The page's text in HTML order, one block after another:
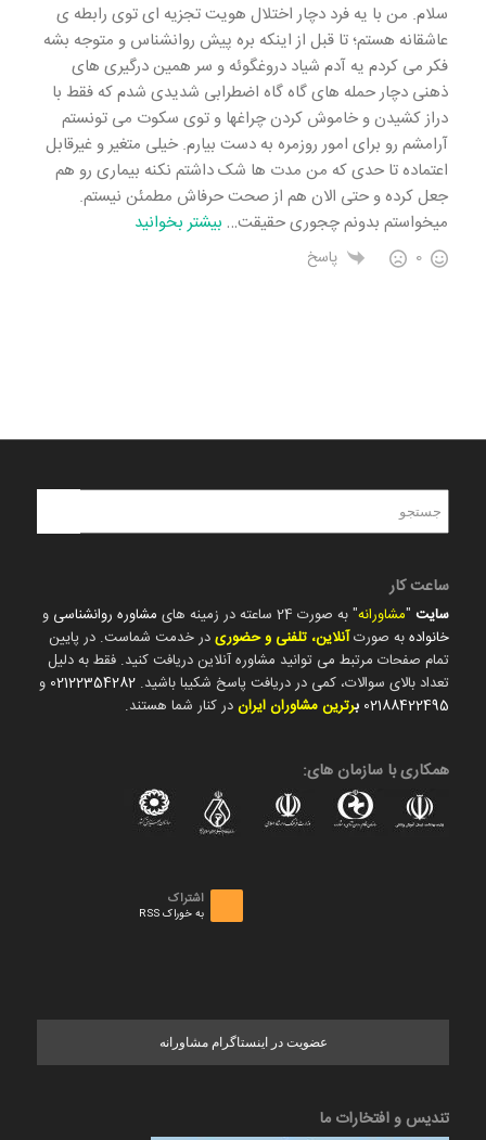
سلام. من با یه فرد دچار اختلال هویت تجزیه ای توی رابطه ی
عاشقانه هستم؛ تا قبل از اینکه بره پیش روانشناس و متوجه بشه
فکر می کردم یه آدم شیاد دروغگوئه و سر همین درگیری های
ذهنی دچار حمله های گاه گاه اضطرابی شدیدی شدم که فقط با
دراز کشیدن و خاموش کردن چراغها و توی سکوت می تونستم
آرامشم رو برای امور روزمره به دست بیارم. خیلی متغیر و غیرقابل
اعتماده تا حدی که من مدت ها شک داشتم نکنه بیماری رو هم
جعل کرده و حتی الان هم از صحت حرفاش مطمئن نیستم.
میخواستم بدونم چجوری حقیقت… بیشتر بخوانید
0 پاسخ
ساعت کار
سایت"مشاورانه" به صورت 24 ساعته در زمینه های مشاوره روانشناسی و
خانوادهبه صورتآنلاین، تلفنی و حضوریدر خدمت شماست. در پایین
تمام صفحات مرتبط می توانید مشاوره آنلاین دریافت کنید. فقط به دلیل
تعداد بالای سوالات، کمی در دریافت پاسخ شکیبا باشید. 02122354282 و
02188422495 برترین مشاوران ایراندر کنار شما هستند.
همکاری با سازمان های:
اشتراک
به خوراک RSS
عضویت در اینستاگرام مشاورانه
تندیس و افتخارات ما